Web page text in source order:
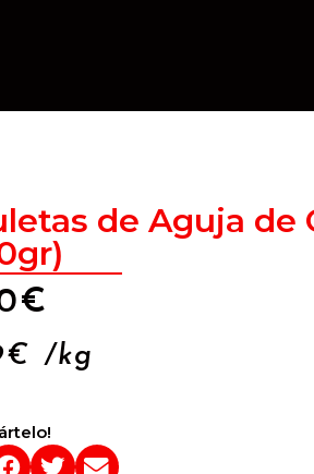
de Aguja de
€
€ /kg